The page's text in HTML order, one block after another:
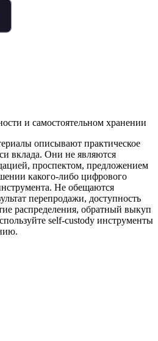
и самостоятельном хранении
описывают практическое
вклада. Они не являются
проспектом, предложением
какого-либо цифрового
Не обещаются
перепродажи, доступность
распределения, обратный выкуп
self-custody инструменты